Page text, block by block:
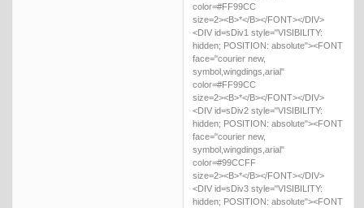
color=#FF99CC
size=2><B>*</B></FONT></DIV>
<DIV id=sDiv1 style="VISIBILITY:
hidden; POSITION: absolute"><FONT
face="courier new,
symbol,wingdings,arial"
color=#FF99CC
size=2><B>*</B></FONT></DIV>
<DIV id=sDiv2 style="VISIBILITY:
hidden; POSITION: absolute"><FONT
face="courier new,
symbol,wingdings,arial"
color=#99CCFF
size=2><B>*</B></FONT></DIV>
<DIV id=sDiv3 style="VISIBILITY:
hidden; POSITION: absolute"><FONT